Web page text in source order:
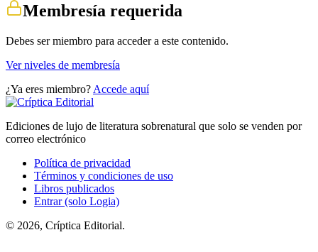
Membresía requerida
Debes ser miembro para acceder a este contenido.
Ver niveles de membresía
¿Ya eres miembro? Accede aquí
Ediciones de lujo de literatura sobrenatural que solo se venden por
correo electrónico
Política de privacidad
Términos y condiciones de uso
Libros publicados
Entrar (solo Logia)
© 2026, Críptica Editorial.